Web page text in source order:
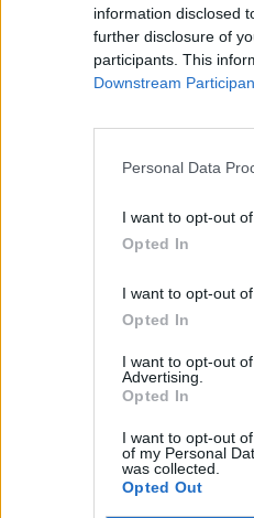
information disclosed
further disclosure of
participants. This
Downstream
Personal Data
I want to opt-out
Opted In
I want to opt-out
Opted In
I want to opt-out
Advertising.
Opted In
I want to opt-out
of my Personal
was collected.
Opted Out